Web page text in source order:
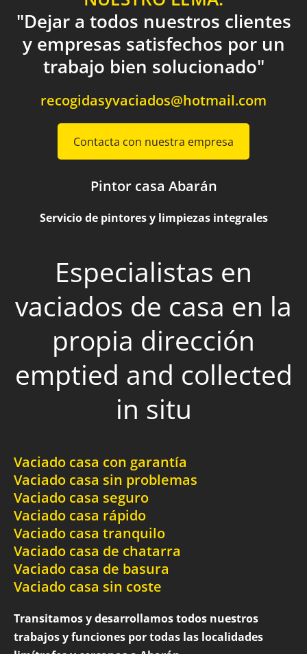
"Dejar a todos nuestros clientes
y empresas satisfechos por un
trabajo bien solucionado"
recogidasyvaciados@hotmail.com
Contacta con nuestra empresa
Pintor casa Abarán
Servicio de pintores y limpiezas integrales
Especialistas en
vaciados de casa en la
propia dirección
emptied and collected
in situ
Vaciado casa con garantía
Vaciado casa sin problemas
Vaciado casa seguro
Vaciado casa rápido
Vaciado casa tranquilo
Vaciado casa de chatarra
Vaciado casa de basura
Vaciado casa sin coste
Transitamos y desarrollamos todos nuestros
trabajos y funciones por todas las localidades